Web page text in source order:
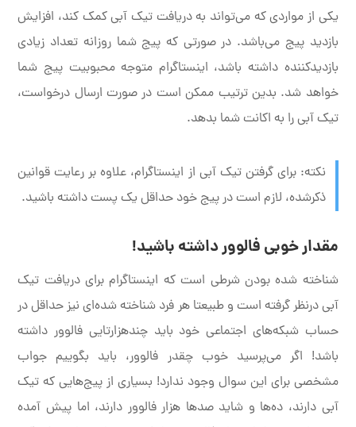
یکی از مواردی که می‌تواند به دریافت تیک آبی کمک کند، افزایش
بازدید پیج می‌باشد. در صورتی که پیج شما روزانه تعداد زیادی
بازدیدکننده داشته باشد، اینستاگرام متوجه محبوبیت پیج شما
خواهد شد. بدین ترتیب ممکن است در صورت ارسال درخواست،
تیک آبی را به اکانت شما بدهد.
نکته: برای گرفتن تیک آبی از اینستاگرام، علاوه بر رعایت قوانین
ذکرشده، لازم است در پیج خود حداقل یک پست داشته باشید.
مقدار خوبی فالوور داشته باشید!
شناخته شده بودن شرطی است که اینستاگرام برای دریافت تیک
آبی درنظر گرفته است و طبیعتا هر فرد شناخته شده‌ای نیز حداقل در
حساب شبکه‌های اجتماعی خود باید چندهزارتایی فالوور داشته
باشد! اگر می‌پرسید خوب چقدر فالوور، باید بگوییم جواب
مشخصی برای این سوال وجود ندارد! بسیاری از پیج‌هایی که تیک
آبی دارند، ده‌ها و شاید صدها هزار فالوور دارند، اما پیش آمده